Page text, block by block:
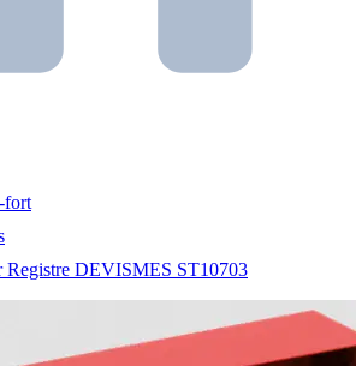
fort
Registre DEVISMES ST10703